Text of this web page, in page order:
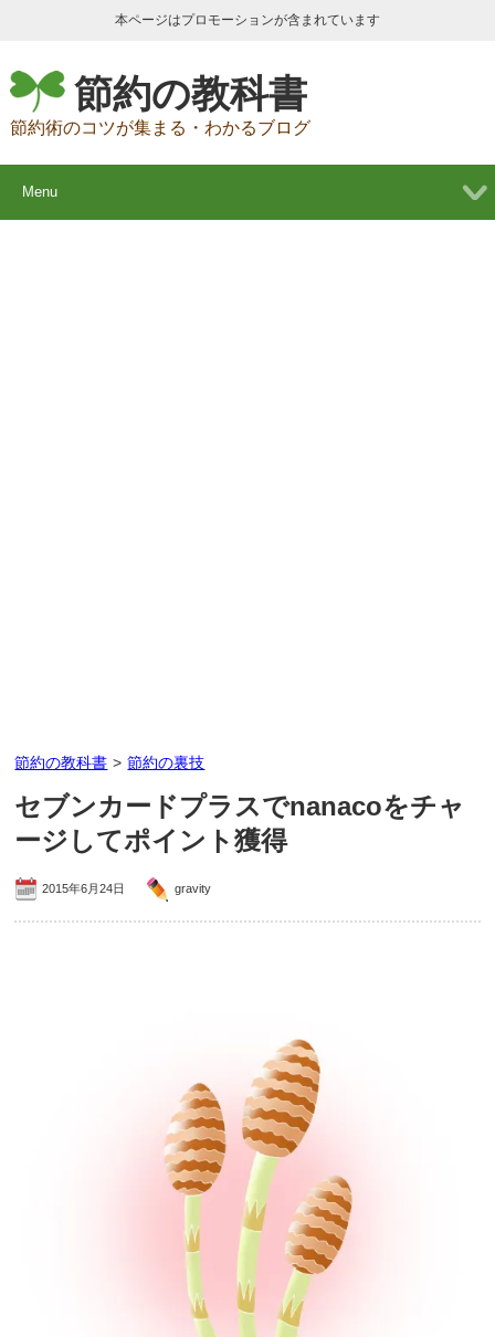
本ページはプロモーションが含まれています
節約の教科書
節約術のコツが集まる・わかるブログ
Menu
節約の教科書 > 節約の裏技
セブンカードプラスでnanacoをチャ
ージしてポイント獲得
2015年6月24日 gravity